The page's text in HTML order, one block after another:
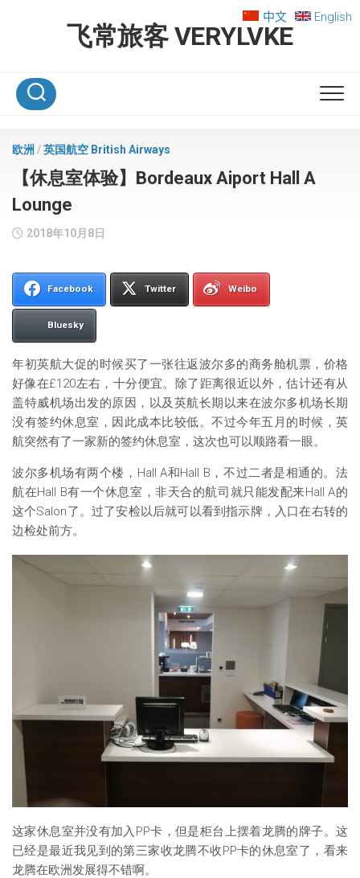
飞常旅客 VERYLVKE
中文 English
欧洲 /英国航空 British Airways
【休息室体验】Bordeaux Aiport Hall A
Lounge
2018年10月8日
Facebook Twitter Weibo
Bluesky
年初英航大促的时候买了一张往返波尔多的商务舱机票，价格
好像在£120左右，十分便宜。除了距离很近以外，估计还有从
盖特威机场出发的原因，以及英航长期以来在波尔多机场长期
没有签约休息室，因此成本比较低。不过今年五月的时候，英
航突然有了一家新的签约休息室，这次也可以顺路看一眼。
波尔多机场有两个楼，Hall A和Hall B，不过二者是相通的。法
航在Hall B有一个休息室，非天合的航司就只能发配来Hall A的
这个Salon了。过了安检以后就可以看到指示牌，入口在右转的
边检处前方。
这家休息室并没有加入PP卡，但是柜台上摆着龙腾的牌子。这
已经是最近我见到的第三家收龙腾不收PP卡的休息室了，看来
龙腾在欧洲发展得不错啊。